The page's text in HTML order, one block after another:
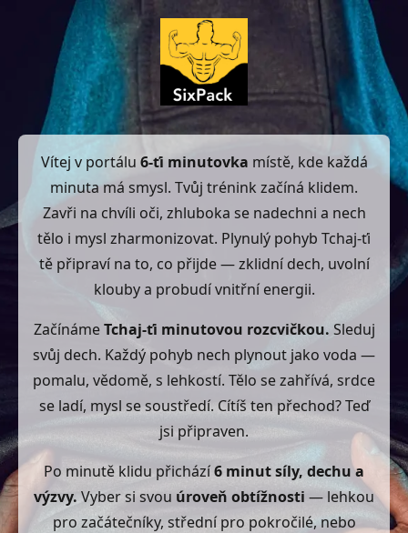
Vítej v portálu 6-ťi minutovka místě, kde každá
minuta má smysl. Tvůj trénink začíná klidem.
Zavři na chvíli oči, zhluboka se nadechni a nech
tělo i mysl zharmonizovat. Plynulý pohyb Tchaj-ťi
tě připraví na to, co přijde — zklidní dech, uvolní
klouby a probudí vnitřní energii.
ZačínámeTchaj-ťi minutovou rozcvičkou. Sleduj
svůj dech. Každý pohyb nech plynout jako voda —
pomalu, vědomě, s lehkostí. Tělo se zahřívá, srdce
se ladí, mysl se soustředí. Cítíš ten přechod? Teď
jsi připraven.
Po minutě klidu přichází6 minut síly, dechu a
výzvy.Vyber si svou úroveň obtížnosti — lehkou
pro začátečníky, střední pro pokročilé, nebo